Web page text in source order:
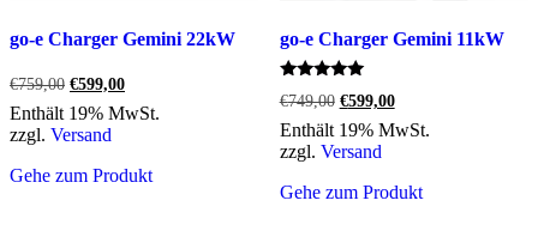
go-e Charger Gemini 22kW
€759,00 Ursprünglicher
Preis
war:
€759,00
€599,00Aktueller
Preis
ist:
Enthält 19% MwSt.
zzgl. Versand
Gehe zum Produkt
go-e Charger Gemini 11kW
Bewertet
mit
5.00
von 5
€749,00 Ursprünglicher
Preis
war:
€749,00
€599,00Aktueller
Preis
ist:
Enthält 19% MwSt.
zzgl. Versand
Gehe zum Produkt